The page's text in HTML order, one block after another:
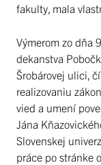
fakulty, mala
Výmerom zo dňa
dekanstva
Šrobárovej ulici,
realizovaniu
vied a umení
Jána
Slovenskej
práce po stránke